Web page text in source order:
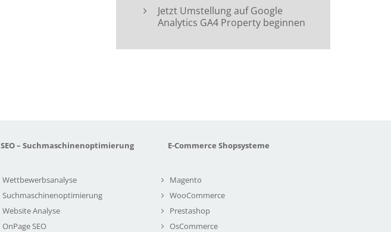
Jetzt Umstellung auf Google
Analytics GA4 Property beginnen
SEO – Suchmaschinenoptimierung
Wettbewerbsanalyse
Suchmaschinenoptimierung
Website Analyse
OnPage SEO
E-Commerce Shopsysteme
Magento
WooCommerce
Prestashop
OsCommerce